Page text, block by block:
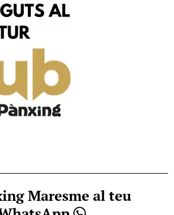
Maresme al teu